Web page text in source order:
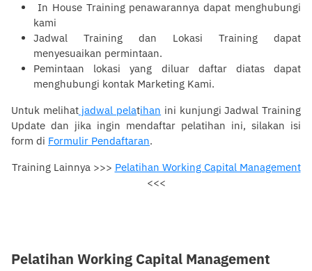
In House Training penawarannya dapat menghubungi
kami
Jadwal Training dan Lokasi Training dapat
menyesuaikan permintaan.
Pemintaan lokasi yang diluar daftar diatas dapat
menghubungi kontak Marketing Kami.
Untuk melihatjadwal pelatihan ini kunjungi Jadwal Training
Update dan jika ingin mendaftar pelatihan ini, silakan isi
form di Formulir Pendaftaran.
Training Lainnya >>> Pelatihan Working Capital Management
<<<
Pelatihan Working Capital
Pelatihan Working Capital Management